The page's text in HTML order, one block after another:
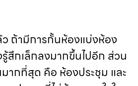
ถ้ามีการกั้นห้องแบ่งห้อง
สึกเล็กลงมากขึ้นไปอีก ส่วน
กที่สุด คือ ห้องประชุม และ